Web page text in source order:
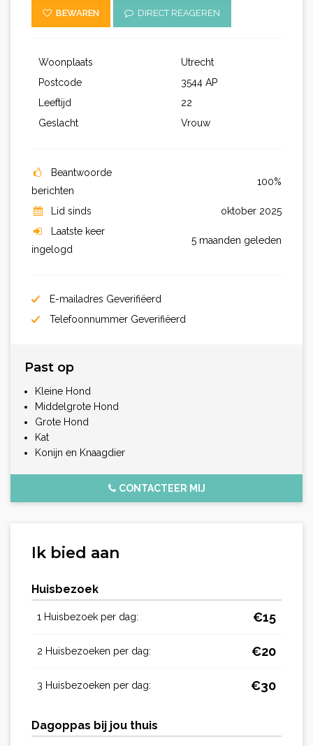
BEWAREN DIRECT REAGEREN
Woonplaats
Utrecht
Postcode
3544 AP
Leeftijd
22
Geslacht
Vrouw
Beantwoorde
berichten
100%
Lid sinds
oktober 2025
Laatste keer
ingelogd
5 maanden geleden
E-mailadres Geverifiëerd
Telefoonnummer Geverifiëerd
Past op
Kleine Hond
Middelgrote Hond
Grote Hond
Kat
Konijn en Knaagdier
CONTACTEER MIJ
Ik bied aan
Huisbezoek
1 Huisbezoek per dag: €15
2 Huisbezoeken per dag: €20
3 Huisbezoeken per dag: €30
Dagoppas bij jou thuis